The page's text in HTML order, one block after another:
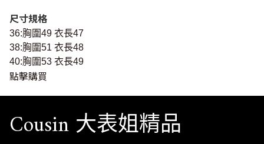
尺寸規格
36:胸圍49 衣長47
38:胸圍51 衣長48
40:胸圍53 衣長49
點擊購買
Cousin 大表姐精品